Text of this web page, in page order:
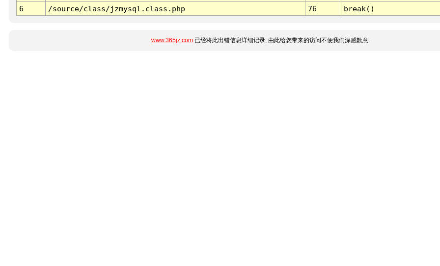
6
/source/class/jzmysql.class.php 76 break()
www.365jz.com已经将此出错信息详细记录, 由此给您带来的访问不便我们深感歉意.